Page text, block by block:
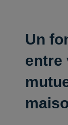
Un
entre